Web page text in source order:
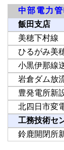
中部電力
飯田支店
美穂下村
ひるがみ美
小黒伊那線
岩倉ダム放
豊発電所新
北四日市変
工務技術セ
鈴鹿開閉所